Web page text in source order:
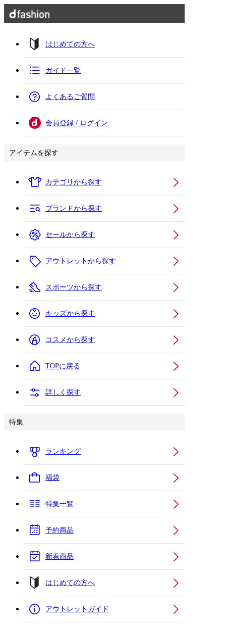
はじめての方へ
ガイド一覧
よくあるご質問
会員登録 / ログイン
アイテムを探す
カテゴリから探す
ブランドから探す
セールから探す
アウトレットから探す
スポーツから探す
キッズから探す
コスメから探す
TOPに戻る
詳しく探す
特集
ランキング
福袋
特集一覧
予約商品
新着商品
はじめての方へ
アウトレットガイド